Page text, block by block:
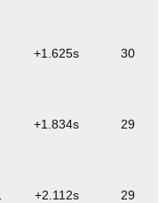
+1.625s 30
+1.834s 29
+2.112s 29